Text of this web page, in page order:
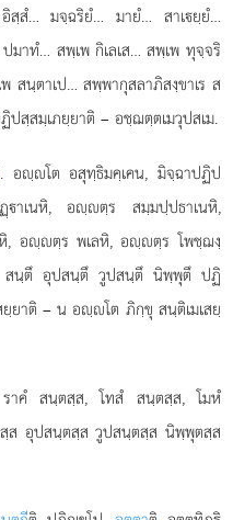
สํ… มจฺฉริยํ… มายํ… สาเยฺยํ…
าทํ… สพฺเพ กิเลเส… สพฺเพ ทุจฺจริ
สนฺตาเป… สพฺพากุสลาภิสงฺขาเร ส
ปสฺสมฺเภยฺยาติ – อชฺฌตฺตเมวุปสเม.
อฺโต อสุทฺธิมคฺเคน, มิจฺฉาปฏิป
าเนหิ, อฺตฺร สมฺมปฺปธาเนหิ,
, อฺตฺร พเลหิ, อฺตฺร โพชฺฌงฺ
สนฺตึ อุปสนฺตึ วูปสนฺตึ นิพฺพุตึ ปฏิ
ยฺยาติ – น อฺโต ภิกฺขุ สนฺติเมเสยฺ
คํ สนฺตสฺส, โทสํ สนฺตสฺส, โมหํ
ส อุปสนฺตสฺส วูปสนฺตสฺส นิพฺพุตสฺส